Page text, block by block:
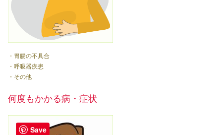
・胃腸の不具合
・呼吸器疾患
・その他
何度もかかる病・症状
Save